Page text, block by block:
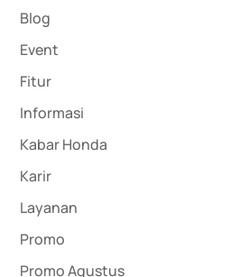
Blog
Event
Fitur
Informasi
Kabar Honda
Karir
Layanan
Promo
Promo Agustus